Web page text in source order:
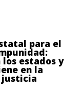
para el
estados y
en la
justicia